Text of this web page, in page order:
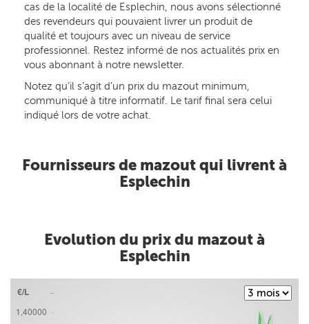
cas de la localité de Esplechin, nous avons sélectionné
des revendeurs qui pouvaient livrer un produit de
qualité et toujours avec un niveau de service
professionnel. Restez informé de nos actualités prix en
vous abonnant à notre newsletter.
Notez qu’il s’agit d’un prix du mazout minimum,
communiqué à titre informatif. Le tarif final sera celui
indiqué lors de votre achat.
Fournisseurs de mazout qui livrent à
Esplechin
Evolution du prix du mazout à
Esplechin